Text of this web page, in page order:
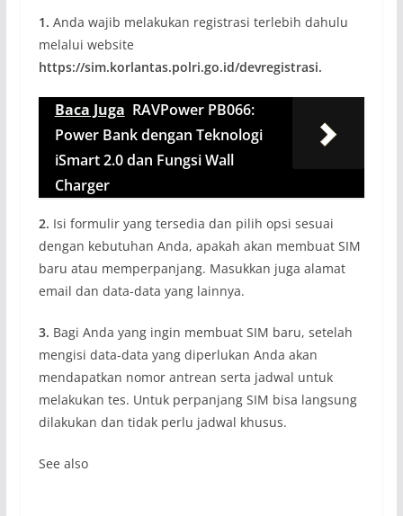
1. Anda wajib melakukan registrasi terlebih dahulu
melalui website
https://sim.korlantas.polri.go.id/devregistrasi.
Baca Juga RAVPower PB066:
Power Bank dengan Teknologi
iSmart 2.0 dan Fungsi Wall
Charger
2. Isi formulir yang tersedia dan pilih opsi sesuai
dengan kebutuhan Anda, apakah akan membuat SIM
baru atau memperpanjang. Masukkan juga alamat
email dan data-data yang lainnya.
3. Bagi Anda yang ingin membuat SIM baru, setelah
mengisi data-data yang diperlukan Anda akan
mendapatkan nomor antrean serta jadwal untuk
melakukan tes. Untuk perpanjang SIM bisa langsung
dilakukan dan tidak perlu jadwal khusus.
See also